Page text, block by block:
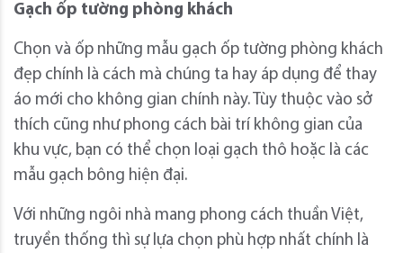
Gạch ốp tường phòng khách
Chọn và ốp những mẫu gạch ốp tường phòng khách
đẹp chính là cách mà chúng ta hay áp dụng để thay
áo mới cho không gian chính này. Tùy thuộc vào sở
thích cũng như phong cách bài trí không gian của
khu vực, bạn có thể chọn loại gạch thô hoặc là các
mẫu gạch bông hiện đại.
Với những ngôi nhà mang phong cách thuần Việt,
truyền thống thì sự lựa chọn phù hợp nhất chính là